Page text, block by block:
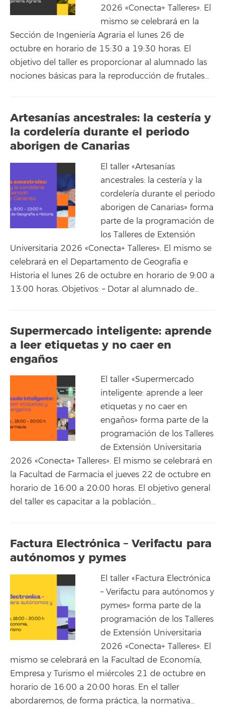
2026 «Conecta+ Talleres». El
mismo se celebrará en la
Sección de Ingeniería Agraria el lunes 26 de
octubre en horario de 15:30 a 19:30 horas. El
objetivo del taller es proporcionar al alumnado las
nociones básicas para la reproducción de frutales…
Artesanías ancestrales: la cestería y
la cordelería durante el periodo
aborigen de Canarias
El taller «Artesanías
ancestrales: la cestería y la
cordelería durante el periodo
aborigen de Canarias» forma
parte de la programación de
los Talleres de Extensión
Universitaria 2026 «Conecta+ Talleres». El mismo se
celebrará en el Departamento de Geografía e
Historia el lunes 26 de octubre en horario de 9:00 a
13:00 horas. Objetivos: – Dotar al alumnado de…
Supermercado inteligente: aprende
a leer etiquetas y no caer en
engaños
El taller «Supermercado
inteligente: aprende a leer
etiquetas y no caer en
engaños» forma parte de la
programación de los Talleres
de Extensión Universitaria
2026 «Conecta+ Talleres». El mismo se celebrará en
la Facultad de Farmacia el jueves 22 de octubre en
horario de 16:00 a 20:00 horas. El objetivo general
del taller es capacitar a la población…
Factura Electrónica – Verifactu para
autónomos y pymes
El taller «Factura Electrónica
– Verifactu para autónomos y
pymes» forma parte de la
programación de los Talleres
de Extensión Universitaria
2026 «Conecta+ Talleres». El
mismo se celebrará en la Facultad de Economía,
Empresa y Turismo el miércoles 21 de octubre en
horario de 16:00 a 20:00 horas. En el taller
abordaremos, de forma práctica, la normativa…